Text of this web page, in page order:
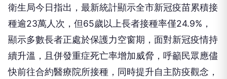
衛生局今日指出，最新統計顯示全市新冠疫苗累積接
種逾23萬人次，但65歲以上長者接種率僅24.9%，
顯示多數長者正處於保護力空窗期，面對新冠疫情持
續升溫，且併發重症死亡率增加威脅，呼籲民眾應儘
快前往合約醫療院所接種，同時提升自主防疫觀念，